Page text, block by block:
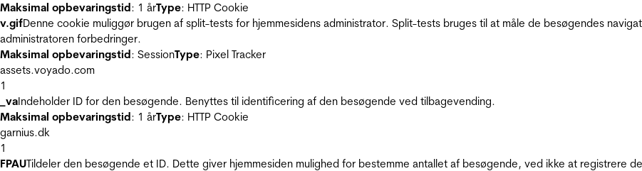
Maksimal opbevaringstid: 1 årType: HTTP Cookie
v.gifDenne cookie muliggør brugen af split-tests for hjemmesidens administrator. Split-tests bruges til at måle de besøgendes
administratoren forbedringer.
Maksimal opbevaringstid: SessionType: Pixel Tracker
assets.voyado.com
1
_vaIndeholder ID for den besøgende. Benyttes til identificering af den besøgende ved tilbagevending.
Maksimal opbevaringstid: 1 årType: HTTP Cookie
garnius.dk
1
FPAUTildeler den besøgende et ID. Dette giver hjemmesiden mulighed for bestemme antallet af besøgende, ved ikke at registrere